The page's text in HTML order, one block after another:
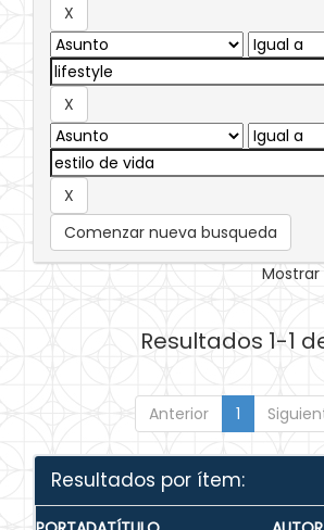
Comenzar nueva busqueda
Resultados 1-1
Anterior 1
Resultados por ítem: